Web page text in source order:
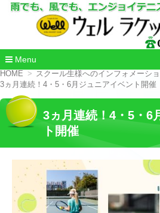
Menu
コ
ン
ン
ツ
動
HOME
スクール生様へのインフォメーシ
3ヵ月連続！4・5・6月ジュニアイベント開催
3ヵ月連続！4・5・6
ト開催